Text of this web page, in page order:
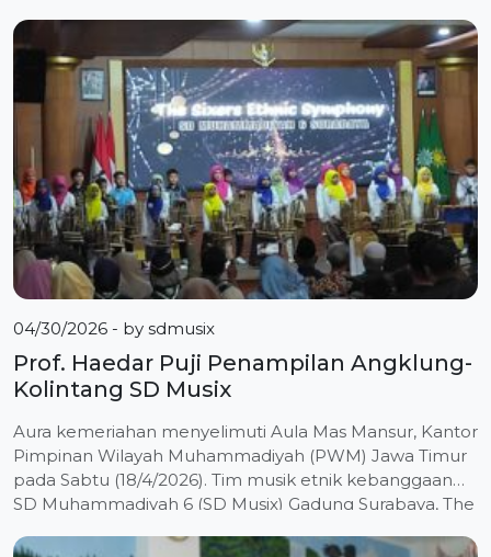
Wali Kota Surabaya 2026. Ajang yang dihelat di Fairway
Nine Mall Surabaya pada 10-12 April 2026 ini menjadi […]
04/30/2026 - by sdmusix
Prof. Haedar Puji Penampilan Angklung-
Kolintang SD Musix
Aura kemeriahan menyelimuti Aula Mas Mansur, Kantor
Pimpinan Wilayah Muhammadiyah (PWM) Jawa Timur
pada Sabtu (18/4/2026). Tim musik etnik kebanggaan
SD Muhammadiyah 6 (SD Musix) Gadung Surabaya, The
membuka acara Halalbihalal 1447 H di hadapan ratusan